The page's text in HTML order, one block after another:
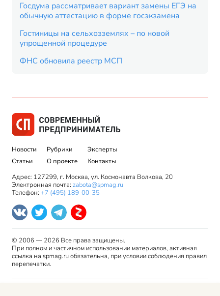
Госдума рассматривает вариант замены ЕГЭ на
обычную аттестацию в форме госэкзамена
Гостиницы на сельхозземлях – по новой
упрощенной процедуре
ФНС обновила реестр МСП
Новости
Статьи
Рубрики
О проекте
Эксперты
Контакты
Адрес: 127299, г. Москва, ул. Космонавта Волкова, 20
Электронная почта: zabota@spmag.ru
Телефон: +7 (495) 189-00-35
© 2006 — 2026 Все права защищены.
При полном и частичном использовании материалов, активная
ссылка на spmag.ru обязательна, при условии соблюдения правил
перепечатки.